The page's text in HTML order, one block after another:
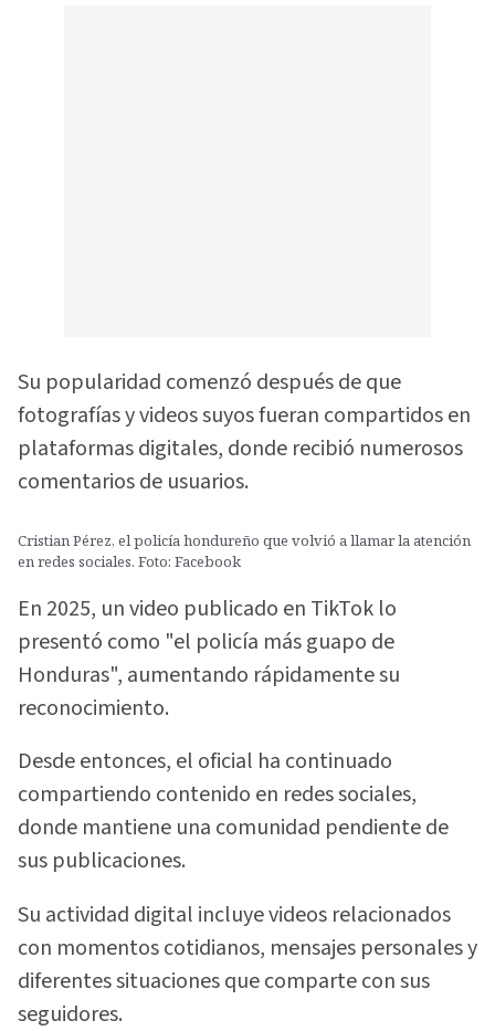
Su popularidad comenzó después de que
fotografías y videos suyos fueran compartidos en
plataformas digitales, donde recibió numerosos
comentarios de usuarios.
Cristian Pérez, el policía hondureño que volvió a llamar la atención
en redes sociales. Foto: Facebook
En 2025, un video publicado en TikTok lo
presentó como "el policía más guapo de
Honduras", aumentando rápidamente su
reconocimiento.
Desde entonces, el oficial ha continuado
compartiendo contenido en redes sociales,
donde mantiene una comunidad pendiente de
sus publicaciones.
Su actividad digital incluye videos relacionados
con momentos cotidianos, mensajes personales y
diferentes situaciones que comparte con sus
seguidores.